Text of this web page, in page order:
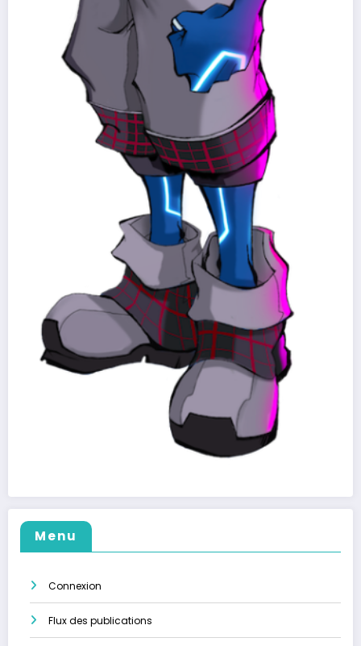
Menu
Connexion
Flux des publications